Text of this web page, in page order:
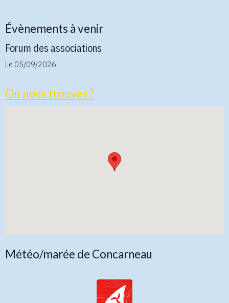
Évènements à venir
Forum des associations
Le 05/09/2026
Où nous trouver ?
Météo/marée de Concarneau